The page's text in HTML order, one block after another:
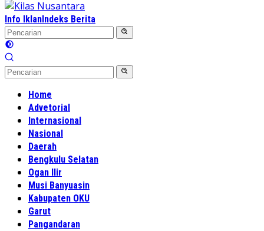
Info IklanIndeks Berita
Home
Advetorial
Internasional
Nasional
Daerah
Bengkulu Selatan
Ogan Ilir
Musi Banyuasin
Kabupaten OKU
Garut
Pangandaran